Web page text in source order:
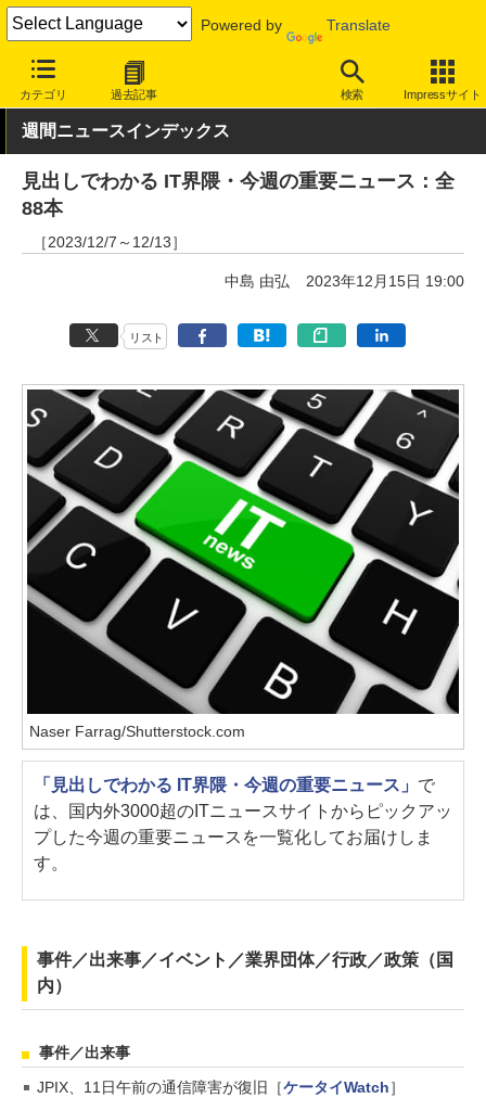
Powered by Translate
カテゴリ 過去記事 検索 Impressサイト
INTERNET Watch トピック その他
週間ニュースインデックス
見出しでわかる IT界隈・今週の重要ニュース：全
88本
［2023/12/7～12/13］
中島 由弘 2023年12月15日 19:00
リスト
Naser Farrag/Shutterstock.com
「見出しでわかる IT界隈・今週の重要ニュース」 で
は、国内外3000超のITニュースサイトからピックアッ
プした今週の重要ニュースを一覧化してお届けしま
す。
事件／出来事／イベント／業界団体／行政／政策（国
内）
事件／出来事
JPIX、11日午前の通信障害が復旧［ケータイWatch］